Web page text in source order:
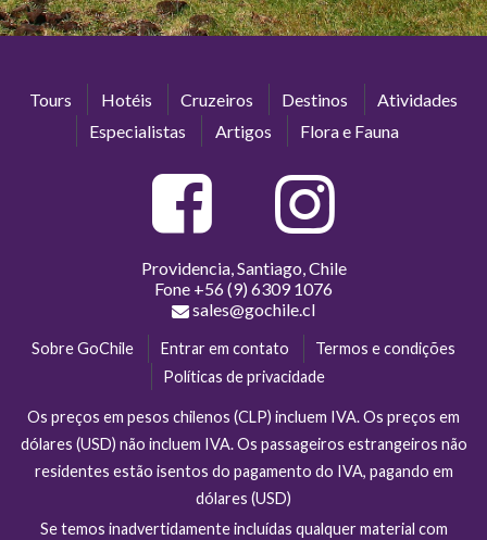
Tours Hotéis Cruzeiros Destinos
Atividades
Especialistas
Artigos Flora e Fauna
Providencia, Santiago, Chile
Fone +56 (9) 6309 1076
sales@gochile.cl
Sobre GoChile Entrar em contato
Termos e condições
Políticas de privacidade
Os preços em pesos chilenos (CLP) incluem IVA. Os preços em
dólares (USD) não incluem IVA. Os passageiros estrangeiros não
residentes estão isentos do pagamento do IVA, pagando em
dólares (USD)
Se temos inadvertidamente incluídas qualquer material com